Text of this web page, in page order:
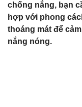
chống nắng, bạn
hợp với phong
thoáng mát để
nắng nóng.